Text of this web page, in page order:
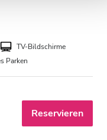
TV-Bildschirme
Parken
Reservieren